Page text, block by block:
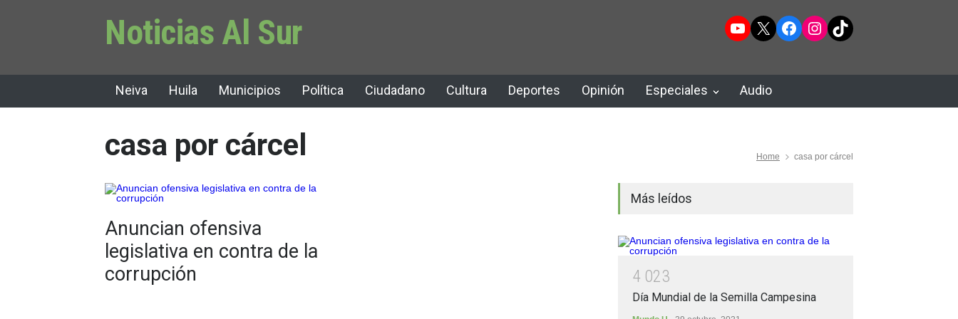
Noticias Al Sur YouTube
X Facebook
Instagram
TikTok
Neiva Huila Municipios Política Ciudadano Cultura Deportes Opinión Especiales Audio
casa por cárcel Home casa por cárcel
Anuncian ofensiva
legislativa en contra de la
corrupción
Más leídos
4 023
Día Mundial de la Semilla Campesina